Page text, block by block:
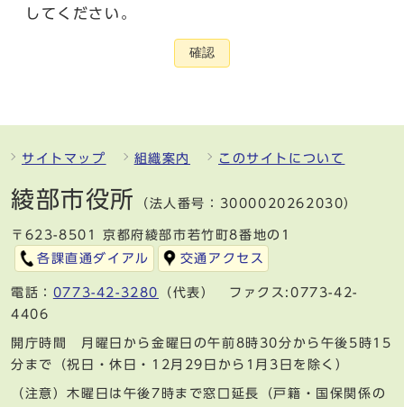
してください。
確認
サイトマップ 組織案内 このサイトについて
綾部市役所 （法人番号：3000020262030）
〒623-8501 京都府綾部市若竹町8番地の1
各課直通ダイアル
交通アクセス
電話： 0773-42-3280
（代表） ファクス:0773-42-
4406
開庁時間 月曜日から金曜日の午前8時30分から午後5時15
分まで（祝日・休日・12月29日から1月3日を除く）
（注意）木曜日は午後7時まで窓口延長（戸籍・国保関係の